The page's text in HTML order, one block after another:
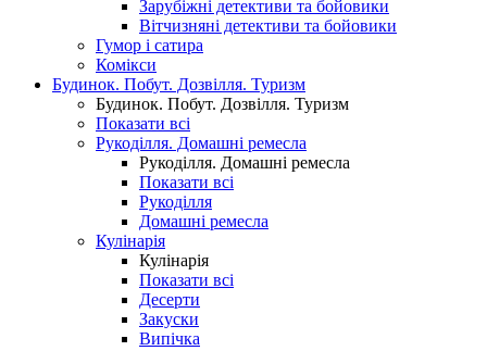
Зарубіжні детективи та бойовики
Вітчизняні детективи та бойовики
Гумор і сатира
Комікси
Будинок. Побут. Дозвілля. Туризм
Будинок. Побут. Дозвілля. Туризм
Показати всі
Рукоділля. Домашні ремесла
Рукоділля. Домашні ремесла
Показати всі
Рукоділля
Домашні ремесла
Кулінарія
Кулінарія
Показати всі
Десерти
Закуски
Випічка